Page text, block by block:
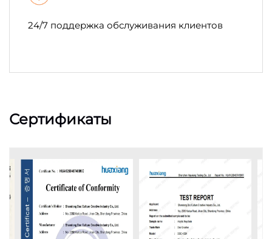
24/7 поддержка обслуживания клиентов
Сертификаты